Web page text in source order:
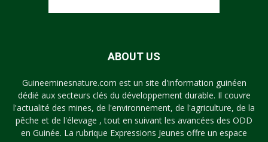
ABOUT US
Guineeminesnature.com est un site d'information guinéen
dédié aux secteurs clés du développement durable. Il couvre
l'actualité des mines, de l'environnement, de l'agriculture, de la
pêche et de l'élevage , tout en suivant les avancées des ODD
en Guinée. La rubrique Expressions Jeunes offre un espace